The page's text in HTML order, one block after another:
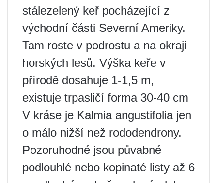
stálezelený keř pocházející z
východní části Severní Ameriky.
Tam roste v podrostu a na okraji
horských lesů. Výška keře v
přírodě dosahuje 1-1,5 m,
existuje trpasličí forma 30-40 cm
V kráse je Kalmia angustifolia jen
o málo nižší než rododendrony.
Pozoruhodné jsou půvabné
podlouhlé nebo kopinaté listy až 6